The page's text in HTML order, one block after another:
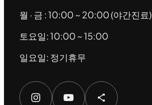
월 · 금 : 10:00 ~ 20:00 (야간진료)
토요일: 10:00 ~ 15:00
일요일: 정기휴무
Instagram YouTube Share Icon